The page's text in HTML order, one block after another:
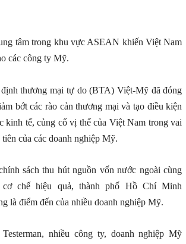
tâm trong khu vực ASEAN khiến Việt Nam
các công ty Mỹ.
thương mại tự do (BTA) Việt-Mỹ đã đóng
bớt các rào cản thương mại và tạo điều kiện
kinh tế, củng cố vị thế của Việt Nam trong vai
của các doanh nghiệp Mỹ.
sách thu hút nguồn vốn nước ngoài cùng
chế hiệu quả, thành phố Hồ Chí Minh
là điểm đến của nhiều doanh nghiệp Mỹ.
nhiều công ty, doanh nghiệp Mỹ